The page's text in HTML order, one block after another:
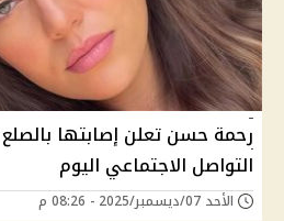
رحمة حسن تعلن إصابتها
التواصل الاجتماعي اليوم
الأحد 07/ديسمبر/2025 - 08:26 م